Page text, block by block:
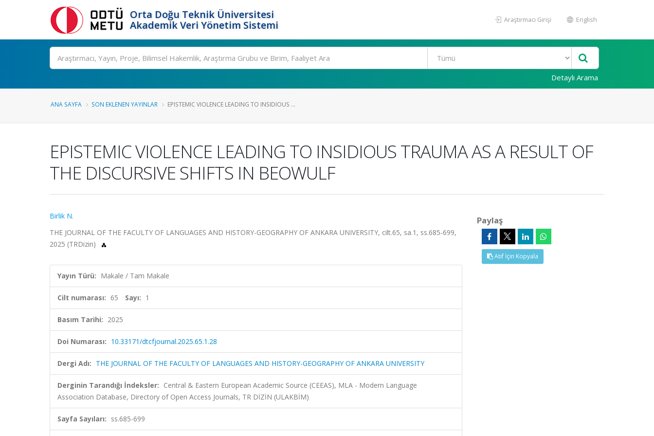
Orta Doğu Teknik Üniversitesi
Akademik Veri Yönetim Sistemi
Araştırmacı Girişi English
Ara
Detaylı Arama
ANA SAYFA SON EKLENEN YAYINLAR EPISTEMIC VIOLENCE LEADING TO INSIDIOUS ...
EPISTEMIC VIOLENCE LEADING TO INSIDIOUS TRAUMA AS A RESULT OF
THE DISCURSIVE SHIFTS IN BEOWULF
Birlik N.
THE JOURNAL OF THE FACULTY OF LANGUAGES AND HISTORY-GEOGRAPHY OF ANKARA UNIVERSITY, cilt.65, sa.1, ss.685-699,
2025 (TRDizin)
Yayın Türü: Makale / Tam Makale
Cilt numarası: 65 Sayı: 1
Basım Tarihi: 2025
Doi Numarası: 10.33171/dtcfjournal.2025.65.1.28
Dergi Adı: THE JOURNAL OF THE FACULTY OF LANGUAGES AND HISTORY-GEOGRAPHY OF ANKARA UNIVERSITY
Derginin Tarandığı İndeksler: Central & Eastern European Academic Source (CEEAS), MLA - Modern Language
Association Database, Directory of Open Access Journals, TR DİZİN (ULAKBİM)
Sayfa Sayıları: ss.685-699
Paylaş
Atıf İçin Kopyala